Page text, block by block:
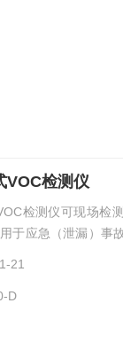
VOC检测仪
检测仪可现场检
于应急（泄漏）事
21
D